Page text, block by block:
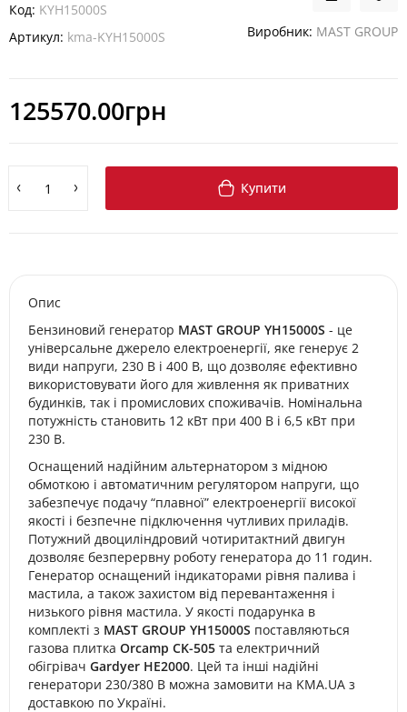
Код: KYH15000S
Артикул: kma-KYH15000S Виробник: MAST GROUP
125570.00грн
Купити
Опис
Бензиновий генератор MAST GROUP YH15000S - це
універсальне джерело електроенергії, яке генерує 2
види напруги, 230 В і 400 В, що дозволяє ефективно
використовувати його для живлення як приватних
будинків, так і промислових споживачів. Номінальна
потужність становить 12 кВт при 400 В і 6,5 кВт при
230 В.
Оснащений надійним альтернатором з мідною
обмоткою і автоматичним регулятором напруги, що
забезпечує подачу “плавної” електроенергії високої
якості і безпечне підключення чутливих приладів.
Потужний двоциліндровий чотиритактний двигун
дозволяє безперервну роботу генератора до 11 годин.
Генератор оснащений індикаторами рівня палива і
мастила, а також захистом від перевантаження і
низького рівня мастила. У якості подарунка в
комплекті з MAST GROUP YH15000S поставляються
газова плитка Orcamp CK-505 та електричний
обігрівач Gardyer HE2000. Цей та інші надійні
генератори 230/380 В можна замовити на KMA.UA з
доставкою по Україні.